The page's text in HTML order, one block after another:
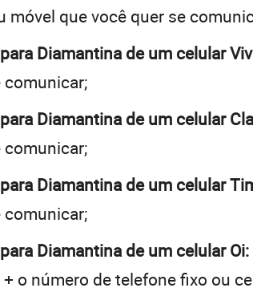
móvel que você quer se
Diamantina de um celular
comunicar;
Diamantina de um celular
comunicar;
Diamantina de um celular
comunicar;
Diamantina de um celular Oi:
o número de telefone fixo ou